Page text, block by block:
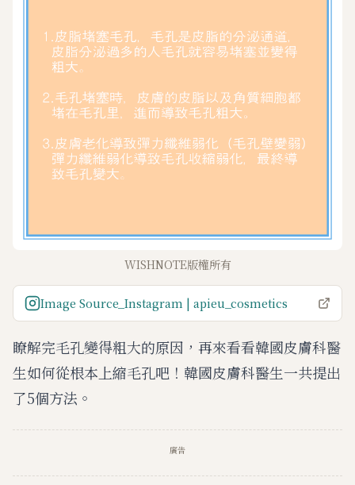
WISHNOTE版權所有
Image Source_Instagram | apieu_cosmetics
瞭解完毛孔變得粗大的原因，再來看看韓國皮膚科醫
生如何從根本上縮毛孔吧！韓國皮膚科醫生一共提出
了5個方法。
廣告